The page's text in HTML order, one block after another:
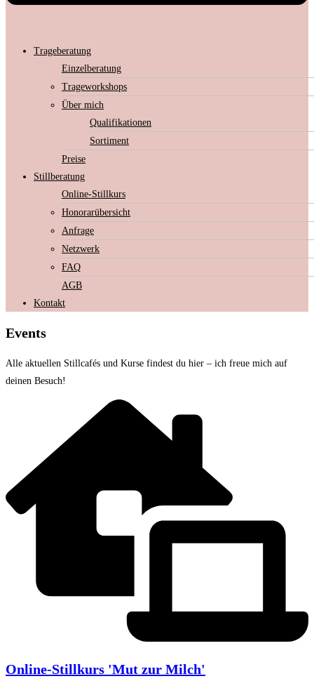
Trageberatung
Einzelberatung
Trageworkshops
Über mich
Qualifikationen
Sortiment
Preise
Stillberatung
Online-Stillkurs
Honorarübersicht
Anfrage
Netzwerk
FAQ
AGB
Kontakt
Events
Alle aktuellen Stillcafés und Kurse findest du hier – ich freue mich auf
deinen Besuch!
Online-Stillkurs 'Mut zur Milch'